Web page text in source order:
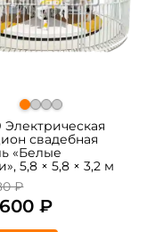
Электрическая
свадебная
«Белые
5,8 × 5,8 × 3,2 м
₽
₽